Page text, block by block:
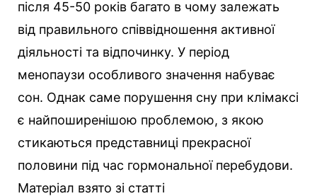
після 45-50 років багато в чому залежать
від правильного співвідношення активної
діяльності та відпочинку. У період
менопаузи особливого значення набуває
сон. Однак саме порушення сну при клімаксі
є найпоширенішою проблемою, з якою
стикаються представниці прекрасної
половини під час гормональної перебудови.
Матеріал взято зі статті